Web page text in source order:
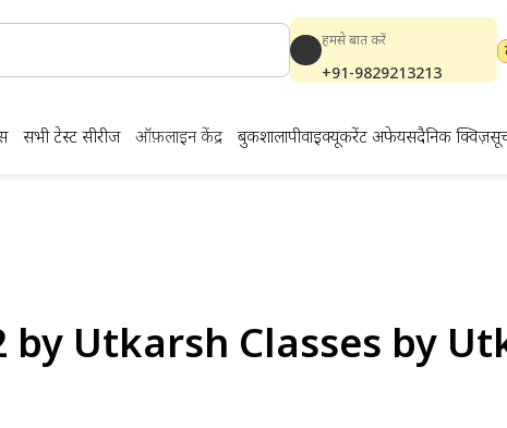
हमसे बात करें
+91-9829213213
सभी टेस्ट सीरीज ऑफ़लाइन केंद्र बुकशालापीवाईक्यूकरेंट अफेयर्सदैनिक क्विज़
by Utkarsh Classes by